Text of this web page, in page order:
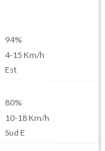
94%
4-15 Km/h
Est
80%
10-18Km/h
Sud E